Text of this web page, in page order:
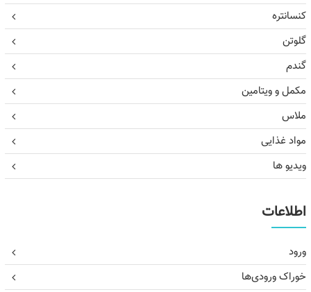
کنسانتره
گلوتن
گندم
مکمل و ویتامین
ملاس
مواد غذایی
ویدیو ها
اطلاعات
ورود
خوراک ورودی‌ها